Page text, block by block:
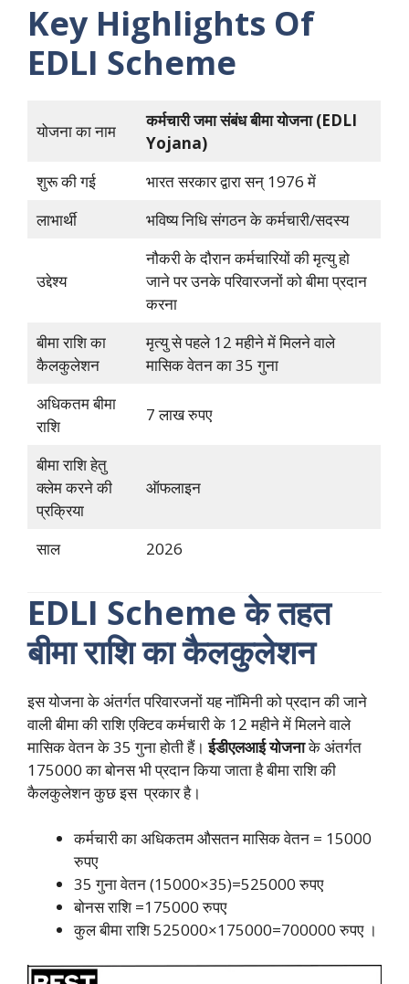
Key Highlights Of
EDLI Scheme
योजना का नाम
कर्मचारी जमा संबंध बीमा योजना (EDLI
Yojana)
शुरू की गई
भारत सरकार द्वारा सन् 1976 में
लाभार्थी
भविष्य निधि संगठन के कर्मचारी/सदस्य
उद्देश्य
नौकरी के दौरान कर्मचारियों की मृत्यु हो
जाने पर उनके परिवारजनों को बीमा प्रदान
करना
बीमा राशि का
कैलकुलेशन
मृत्यु से पहले 12 महीने में मिलने वाले
मासिक वेतन का 35 गुना
अधिकतम बीमा
राशि
7 लाख रुपए
बीमा राशि हेतु
क्लेम करने की
प्रक्रिया
ऑफलाइन
साल 2026
EDLI Scheme के तहत
बीमा राशि का कैलकुलेशन
इस योजना के अंतर्गत परिवारजनों यह नॉमिनी को प्रदान की जाने
वाली बीमा की राशि एक्टिव कर्मचारी के 12 महीने में मिलने वाले
मासिक वेतन के 35 गुना होती हैं।ईडीएलआई योजनाके अंतर्गत
175000 का बोनस भी प्रदान किया जाता है बीमा राशि की
कैलकुलेशन कुछ इस प्रकार है।
कर्मचारी का अधिकतम औसतन मासिक वेतन = 15000
रुपए
35 गुना वेतन (15000×35)=525000 रुपए
बोनस राशि =175000 रुपए
कुल बीमा राशि 525000×175000=700000 रुपए ।